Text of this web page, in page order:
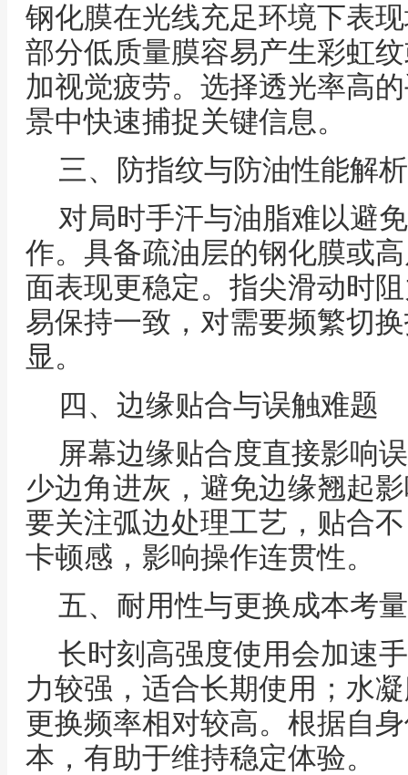
钢化膜在光线充足环境下表
部分低质量膜容易产生彩虹
加视觉疲劳。选择透光率高
景中快速捕捉关键信息。
三、防指纹与防油性能解析
对局时手汗与油脂难以避
作。具备疏油层的钢化膜或
面表现更稳定。指尖滑动时
易保持一致，对需要频繁切
显。
四、边缘贴合与误触难题
屏幕边缘贴合度直接影响
少边角进灰，避免边缘翘起
要关注弧边处理工艺，贴合
卡顿感，影响操作连贯性。
五、耐用性与更换成本考量
长时刻高强度使用会加速
力较强，适合长期使用；水
更换频率相对较高。根据自
本，有助于维持稳定体验。